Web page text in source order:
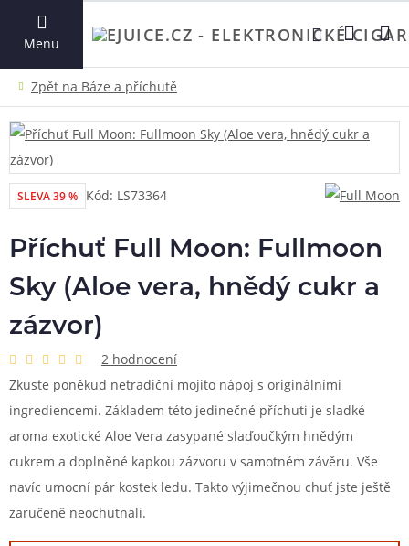
Menu
VYHLEDAT
SLEVA 39 % Kód: LS73364
Příchuť Full Moon: Fullmoon
Sky (Aloe vera, hnědý cukr a
zázvor)
2 hodnocení
Zkuste poněkud netradiční mojito nápoj s originálními
ingrediencemi. Základem této jedinečné příchuti je sladké
aroma exotické Aloe Vera zasypané slaďoučkým hnědým
cukrem a doplněné kapkou zázvoru v samotném závěru. Vše
navíc umocní pár kostek ledu. Takto výjimečnou chuť jste ještě
zaručeně neochutnali.